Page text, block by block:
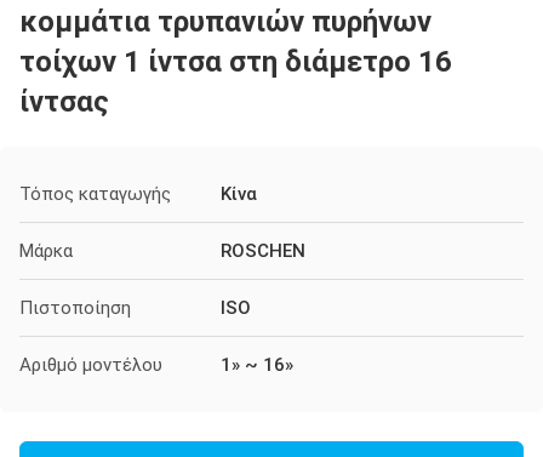
κομμάτια τρυπανιών πυρήνων
τοίχων 1 ίντσα στη διάμετρο 16
ίντσας
Τόπος καταγωγής Κίνα
Μάρκα ROSCHEN
Πιστοποίηση ISO
Αριθμό μοντέλου 1» ~ 16»